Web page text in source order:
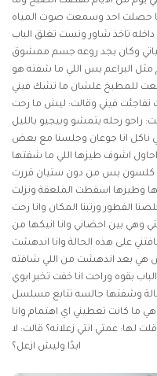
حصلت احد وسمعت صوت المياه
تاخذ شاور ونست تغلق الباب
وكان بجد روعه جسم ممشوق
البراعم بس اللي ما شفته هو
للمطبخ علشان ما تشك فيني
تفاجئت فيني وقالت: ليش ما رحت
راحو رحله يتمشو وبيجيو بالليل
ناكل انا جوعان وجلسنا مع بعض
اشوف طيزها اللي ما شفتها
كلسون بس من دون ستيان قررت
وطيزها اسقطت الملعقة ونزلت
الفطور ورتبنا المكان وانا رحت
وهي بين احضاني وانا انيكها من
على هذه الحالة وانا اندهشت
هي بعد اندهشت من اللي شافته
بقوه وراحت انا خفت تخبر ابوي
وشفتها جالسه تتابع مسلسل
كانت تعطيني اي اهتمام وانا
لها: عمتي انتي زعلانه؟ قالت: لا
ابدًا وليش ازعل؟